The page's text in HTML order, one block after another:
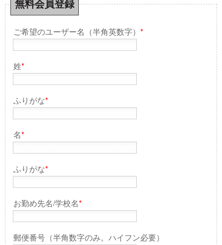
無料会員登録
ご希望のユーザー名（半角英数字） *
姓*
ふりがな*
名*
ふりがな*
お勤め先名/学校名*
郵便番号（半角数字のみ。ハイフン必要）